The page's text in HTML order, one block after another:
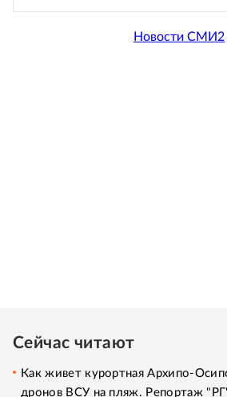
Новости СМИ2
Сейчас читают
Как живет курортная Архипо-
дронов ВСУ на пляж. Репортаж